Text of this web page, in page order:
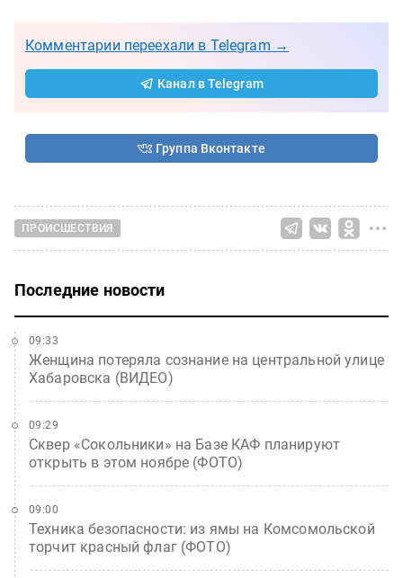
Комментарии переехали в Telegram →
Канал в Telegram
Группа Вконтакте
ПРОИСШЕСТВИЯ
Последние новости
Женщина потеряла сознание на центральной улице
Хабаровска (ВИДЕО)
09:33
Сквер «Сокольники» на Базе КАФ планируют
открыть в этом ноябре (ФОТО)
09:29
Техника безопасности: из ямы на Комсомольской
торчит красный флаг (ФОТО)
09:00